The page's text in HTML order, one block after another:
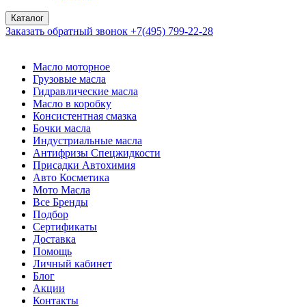
Каталог
Заказать обратный звонок +7(495) 799-22-28
Масло моторное
Грузовые масла
Гидравлические масла
Масло в коробку
Консистентная смазка
Бочки масла
Индустриальные масла
Антифризы Спецжидкости
Присадки Автохимия
Авто Косметика
Мото Масла
Все Бренды
Подбор
Сертификаты
Доставка
Помощь
Личный кабинет
Блог
Акции
Контакты